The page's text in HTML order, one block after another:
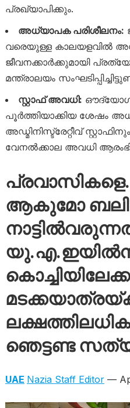
പ്രഖ്യാപിക്കും.
അധ്യാപക പരിശീലനം:
വരെയുള്ള കാലയളവിൽ
ജീവനക്കാർക്കുമായി
മന്ത്രാലയം
സ്റ്റാഫ് അവധി:
പൂർത്തിയാക്കിയ ശേഷം
അഡ്മിനിസ്ട്രേറ്റീവ്
വേനൽക്കാല അവധി
ആകുമോ
ഞെട്ടണ്ട
UAE Nazia Staff Editor—